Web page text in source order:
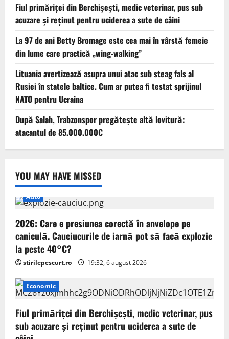
Fiul primăriţei din Berchişeşti, medic veterinar, pus sub
acuzare şi reţinut pentru uciderea a sute de câini
La 97 de ani Betty Bromage este cea mai în vârstă femeie
din lume care practică „wing-walking”
Lituania avertizează asupra unui atac sub steag fals al
Rusiei în statele baltice. Cum ar putea fi testat sprijinul
NATO pentru Ucraina
După Salah, Trabzonspor pregătește altă lovitură:
atacantul de 85.000.000€
YOU MAY HAVE MISSED
Auto
2026: Care e presiunea corectă în anvelope pe
caniculă. Cauciucurile de iarnă pot să facă explozie
la peste 40°C?
stirilepescurt.ro 19:32, 6 august 2026
Economic
Fiul primăriţei din Berchişeşti, medic veterinar, pus
sub acuzare şi reţinut pentru uciderea a sute de